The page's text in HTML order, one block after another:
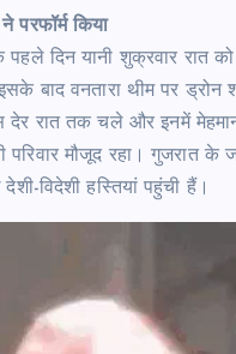
परफॉर्म किया
दिन यानी शुक्रवार रात को
बाद वनतारा थीम पर ड्रोन
देर रात तक चले और इनमें
मौजूद रहा। गुजरात के
विदेशी हस्तियां पहुंची हैं।